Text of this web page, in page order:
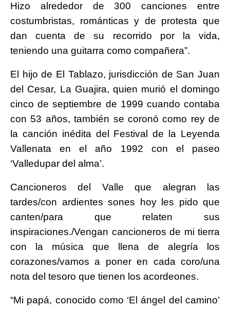
Hizo alrededor de 300 canciones entre
costumbristas, románticas y de protesta que
dan cuenta de su recorrido por la vida,
teniendo una guitarra como compañera”.
El hijo de El Tablazo, jurisdicción de San Juan
del Cesar, La Guajira, quien murió el domingo
cinco de septiembre de 1999 cuando contaba
con 53 años, también se coronó como rey de
la canción inédita del Festival de la Leyenda
Vallenata en el año 1992 con el paseo
‘Valledupar del alma’.
Cancioneros del Valle que alegran las
tardes/con ardientes sones hoy les pido que
canten/para que relaten sus
inspiraciones./Vengan cancioneros de mi tierra
con la música que llena de alegría los
corazones/vamos a poner en cada coro/una
nota del tesoro que tienen los acordeones.
“Mi papá, conocido como ‘El ángel del camino’